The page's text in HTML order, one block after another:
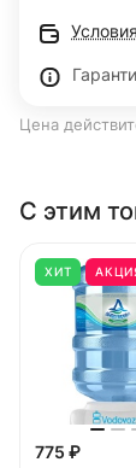
Цена
С этим
ХИТ
775 ₽